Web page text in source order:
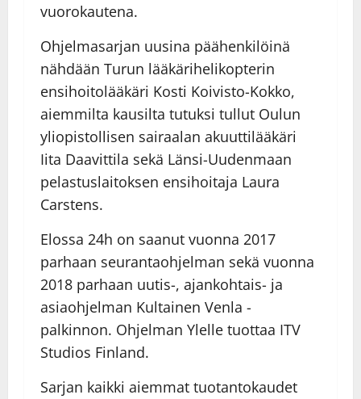
vuorokautena.
Ohjelmasarjan uusina päähenkilöinä
nähdään Turun lääkärihelikopterin
ensihoitolääkäri Kosti Koivisto-Kokko,
aiemmilta kausilta tutuksi tullut Oulun
yliopistollisen sairaalan akuuttilääkäri
Iita Daavittila sekä Länsi-Uudenmaan
pelastuslaitoksen ensihoitaja Laura
Carstens.
Elossa 24h on saanut vuonna 2017
parhaan seurantaohjelman sekä vuonna
2018 parhaan uutis-, ajankohtais- ja
asiaohjelman Kultainen Venla -
palkinnon. Ohjelman Ylelle tuottaa ITV
Studios Finland.
Sarjan kaikki aiemmat tuotantokaudet